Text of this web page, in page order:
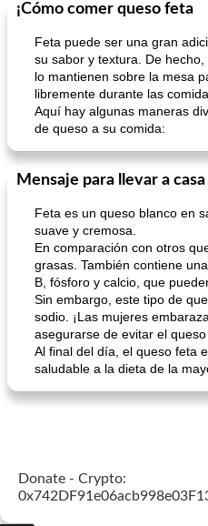
3min
Bebidas
Batido de leche de caramelo de mantequilla (alcohólico)
¡Cómo comer queso feta
Feta puede ser una gran
su sabor y textura. De
lo mantienen sobre la mesa
libremente durante las
Aquí hay algunas maneras
de queso a su comida:
Mensaje para llevar a casa
Feta es un queso blanco en
suave y cremosa.
En comparación con otros
grasas. También contiene
B, fósforo y calcio, que
Sin embargo, este tipo de
sodio. ¡Las mujeres
asegurarse de evitar el
Al final del día, el queso feta
saludable a la dieta de la
Donate - Crypto: